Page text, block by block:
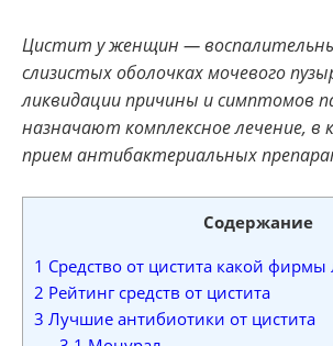
Цистит у женщин —
слизистых оболочках мочевого
ликвидации причины и симптомов
назначают комплексное лечение, в
прием антибактериальных
Содержание
1 Средство от цистита какой
2 Рейтинг средств от цистита
3 Лучшие антибиотики от цистита